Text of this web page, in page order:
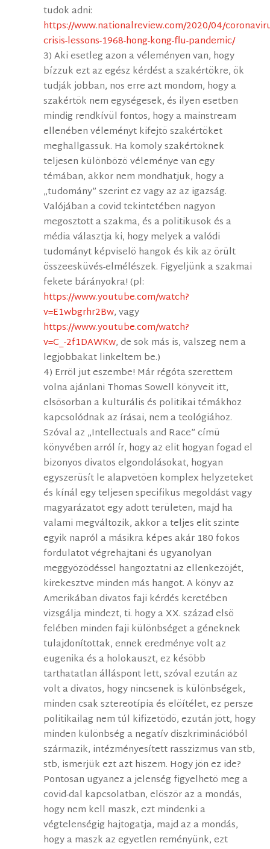
tudok adni:
https://www.nationalreview.com/2020/04/
crisis-lessons-1968-hong-kong-flu-pandemic/
3) Aki esetleg azon a véleményen van, hogy
bízzuk ezt az egész kérdést a szakértökre, ök
tudják jobban, nos erre azt mondom, hogy a
szakértök nem egységesek, és ilyen esetben
mindig rendkívül fontos, hogy a mainstream
ellenében véleményt kifejtö szakértöket
meghallgassuk. Ha komoly szakértöknek
teljesen különbözö véleménye van egy
témában, akkor nem mondhatjuk, hogy a
„tudomány” szerint ez vagy az az igazság.
Valójában a covid tekintetében nagyon
megosztott a szakma, és a politikusok és a
média választja ki, hogy melyek a valódi
tudományt képviselö hangok és kik az örült
összeesküvés-elmélészek. Figyeljünk a szakmai
fekete bárányokra! (pl:
https://www.youtube.com/watch?
v=E1wbgrhr2Bw, vagy
https://www.youtube.com/watch?
v=C_-2f1DAWKw, de sok más is, valszeg nem a
legjobbakat linkeltem be.)
4) Erröl jut eszembe! Már régóta szerettem
volna ajánlani Thomas Sowell könyveit itt,
elsösorban a kulturális és politikai témákhoz
kapcsolódnak az írásai, nem a teológiához.
Szóval az „Intellectuals and Race” címü
könyvében arról ír, hogy az elit hogyan fogad el
bizonyos divatos elgondolásokat, hogyan
egyszerüsít le alapvetöen komplex helyzeteket
és kínál egy teljesen specifikus megoldást vagy
magyarázatot egy adott területen, majd ha
valami megváltozik, akkor a teljes elit szinte
egyik napról a másikra képes akár 180 fokos
fordulatot végrehajtani és ugyanolyan
meggyözödéssel hangoztatni az ellenkezöjét,
kirekesztve minden más hangot. A könyv az
Amerikában divatos faji kérdés keretében
vizsgálja mindezt, ti. hogy a XX. század elsö
felében minden faji különbséget a géneknek
tulajdonítottak, ennek eredménye volt az
eugenika és a holokauszt, ez késöbb
tarthatatlan álláspont lett, szóval ezután az
volt a divatos, hogy nincsenek is különbségek,
minden csak sztereotípia és elöítélet, ez persze
politikailag nem túl kifizetödö, ezután jött, hogy
minden különbség a negatív diszkriminációból
származik, intézményesített rasszizmus van stb,
stb, ismerjük ezt azt hiszem. Hogy jön ez ide?
Pontosan ugyanez a jelenség figyelhetö meg a
covid-dal kapcsolatban, elöször az a mondás,
hogy nem kell maszk, ezt mindenki a
végtelenségig hajtogatja, majd az a mondás,
hogy a maszk az egyetlen reményünk, ezt